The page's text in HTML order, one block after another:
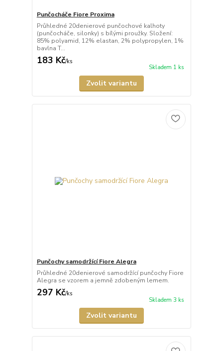
Punčocháče Fiore Proxima
Průhledné 20denierové punčochové kalhoty
(punčocháče, silonky) s bílými proužky. Složení:
85% polyamid, 12% elastan, 2% polypropylen, 1%
bavlna T...
183 Kč/ks
Skladem 1 ks
Zvolit variantu
Punčochy samodržící Fiore Alegra
Průhledné 20denierové samodržící punčochy Fiore
Alegra se vzorem a jemně zdobeným lemem.
297 Kč/ks
Skladem 3 ks
Zvolit variantu